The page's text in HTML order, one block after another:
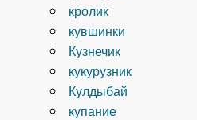
кролик
кувшинки
Кузнечик
кукурузник
Кулдыбай
купание